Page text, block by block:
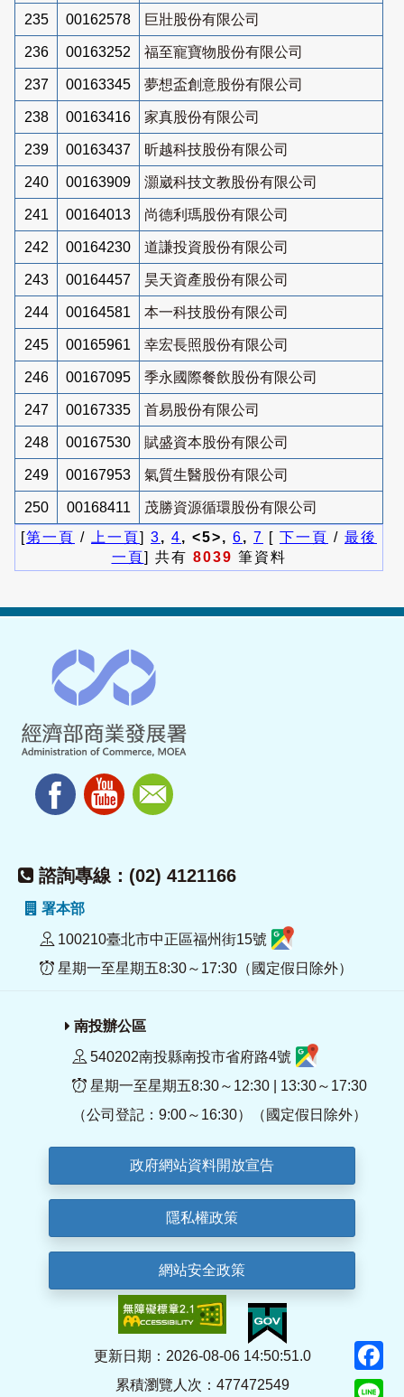
235 00162578 巨壯股份有限公司
236 00163252 福至寵寶物股份有限公司
237 00163345 夢想盃創意股份有限公司
238 00163416 家真股份有限公司
239 00163437 昕越科技股份有限公司
240 00163909 灝崴科技文教股份有限公司
241 00164013 尚德利瑪股份有限公司
242 00164230 道謙投資股份有限公司
243 00164457 昊天資產股份有限公司
244 00164581 本一科技股份有限公司
245 00165961 幸宏長照股份有限公司
246 00167095 季永國際餐飲股份有限公司
247 00167335 首易股份有限公司
248 00167530 賦盛資本股份有限公司
249 00167953 氣質生醫股份有限公司
250 00168411
茂勝資源循環股份有限公司
[第一頁 / 上一頁] 3, 4, <5>, 6, 7 [ 下一頁 / 最後
一頁] 共有 8039 筆資料
諮詢專線：(02) 4121166
署本部
100210臺北市中正區福州街15號
星期一至星期五8:30～17:30（國定假日除外）
南投辦公區
540202南投縣南投市省府路4號
星期一至星期五8:30～12:30 | 13:30～17:30
（公司登記：9:00～16:30）（國定假日除外）
政府網站資料開放宣告
隱私權政策
網站安全政策
更新日期：2026-08-06 14:50:51.0
累積瀏覽人次：477472549